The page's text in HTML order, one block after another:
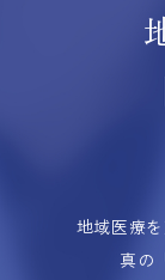
地域医療
真の